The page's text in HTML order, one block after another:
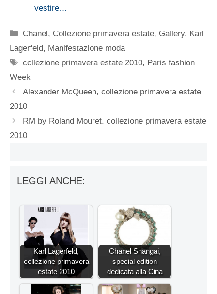
vestire…
Categorie
Chanel , Collezione primavera estate, Gallery, Karl
Lagerfeld, Manifestazione moda
Tag
collezione primavera estate 2010, Paris fashion
Week
Alexander McQueen, collezione primavera estate
2010
RM by Roland Mouret, collezione primavera estate
2010
LEGGI ANCHE:
Karl Lagerfeld,
collezione primavera
estate 2010
Chanel Shangai,
special edition
dedicata alla Cina